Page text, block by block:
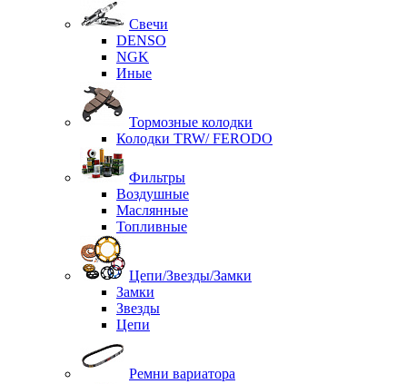
Свечи
DENSO
NGK
Иные
Тормозные колодки
Колодки TRW/ FERODO
Фильтры
Воздушные
Маслянные
Топливные
Цепи/Звезды/Замки
Замки
Звезды
Цепи
Ремни вариатора